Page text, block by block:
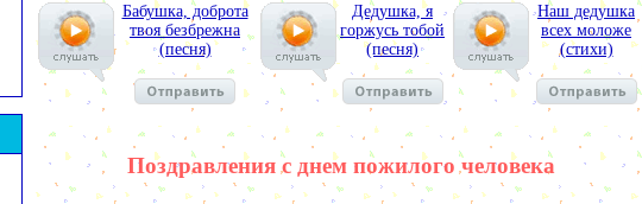
Бабушка, доброта
твоя безбрежна
(песня)
Дедушка, я
горжусь тобой
(песня)
Наш дедушка
всех моложе
(стихи)
Поздравления с днем пожилого человека